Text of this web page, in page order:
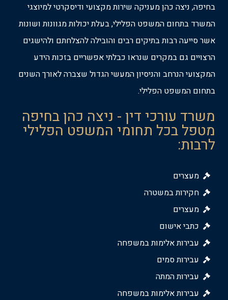
בחיפה, ניצה כהן מעניקה שירות מקצועי ודיסקרטי למיוצגי
המשרד בתחום המשפט הפלילי, בעלת יכולות מגוונות ושונות
אשר סייעה רבות בתיקים רבים והובילה להצלחתם ולהישגים
הרצויים גם במקרים שנראו כבלתי אפשריים בזכות הידע
המקצועי הנרחב והניסיון המעשי הגדול שצברה לאורך השנים
בתחום המשפט הפלילי.
משרד עורכי דין - ניצה כהן בחיפה
מטפל בכל תחומי המשפט הפלילי
לרבות:
מעצרים
חקירות במשטרה
מעצרים
כתבי אישום
עבירות אלימות במשפחה
עבירות סמים
עבירות המתה
עבירות אלימות במשפחה